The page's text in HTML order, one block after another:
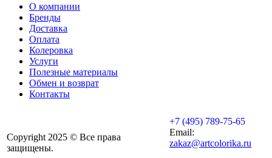
О компании
Бренды
Доставка
Оплата
Колеровка
Услуги
Полезные материалы
Обмен и возврат
Контакты
Copyright 2025 © Все права
защищены.
+7 (495) 789-75-65
Email:
zakaz@artcolorika.ru